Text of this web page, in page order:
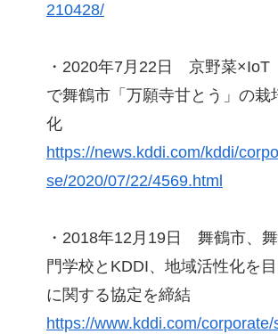
210428/
・2020年7月22日 京野菜
で舞鶴市「万願寺甘とう」の栽
化
https://news.kddi.com/kddi/
se/2020/07/22/4569.html
・2018年12月19日 舞鶴市、
門学校とKDDI、地域活性化を
に関する協定を締結
https://www.kddi.com/